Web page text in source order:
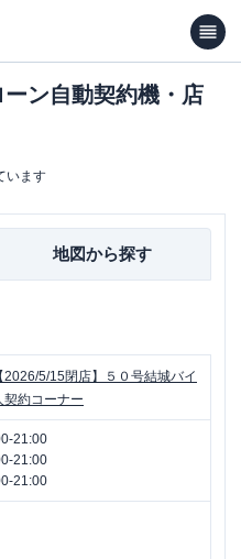
ン自動契約機・店
います
地図から探す
【2026/5/15閉店】５０号結城バイ
契約コーナー
21:00
21:00
21:00